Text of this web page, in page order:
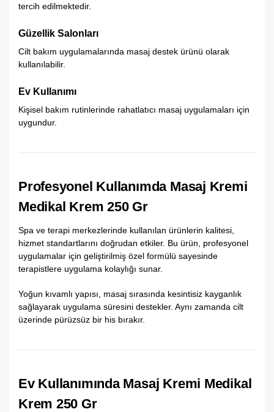
tercih edilmektedir.
Güzellik Salonları
Cilt bakım uygulamalarında masaj destek ürünü olarak
kullanılabilir.
Ev Kullanımı
Kişisel bakım rutinlerinde rahatlatıcı masaj uygulamaları için
uygundur.
Profesyonel Kullanımda Masaj Kremi
Medikal Krem 250 Gr
Spa ve terapi merkezlerinde kullanılan ürünlerin kalitesi,
hizmet standartlarını doğrudan etkiler. Bu ürün, profesyonel
uygulamalar için geliştirilmiş özel formülü sayesinde
terapistlere uygulama kolaylığı sunar.
Yoğun kıvamlı yapısı, masaj sırasında kesintisiz kayganlık
sağlayarak uygulama süresini destekler. Aynı zamanda cilt
üzerinde pürüzsüz bir his bırakır.
Ev Kullanımında Masaj Kremi Medikal
Krem 250 Gr